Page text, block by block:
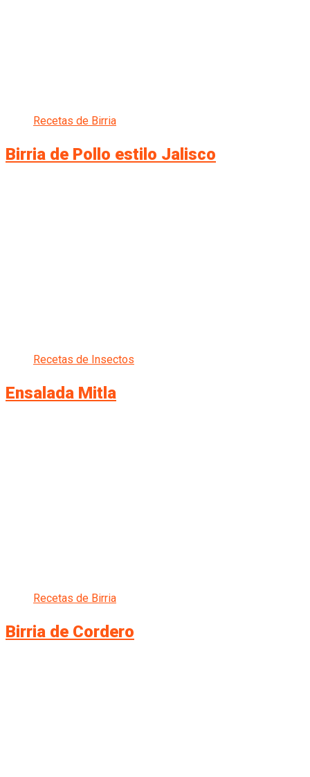
Recetas de Birria
Birria de Pollo estilo Jalisco
Recetas de Insectos
Ensalada Mitla
Recetas de Birria
Birria de Cordero